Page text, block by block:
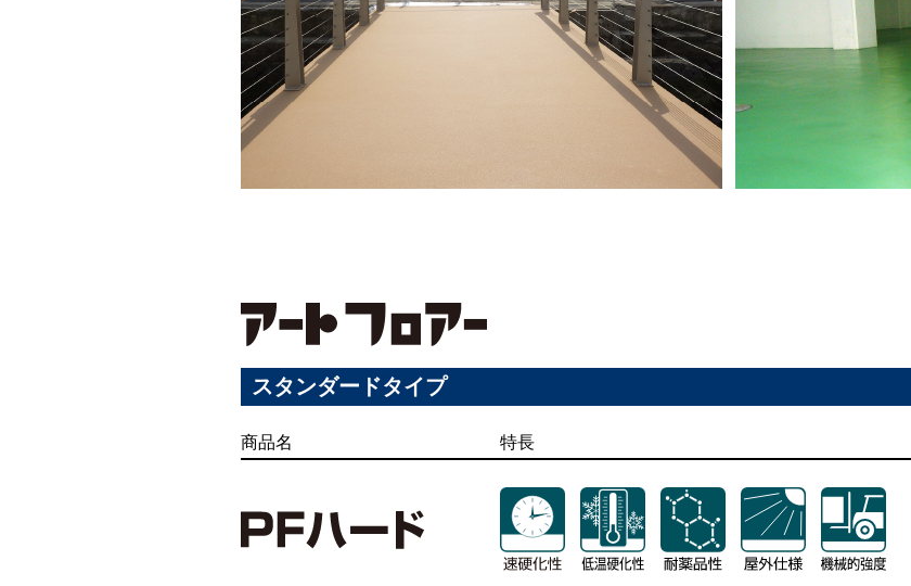
硬質ウレタン
商品名
耐食床
商品名
商品名
商品名
スタンダードタイプ
商品名 特長